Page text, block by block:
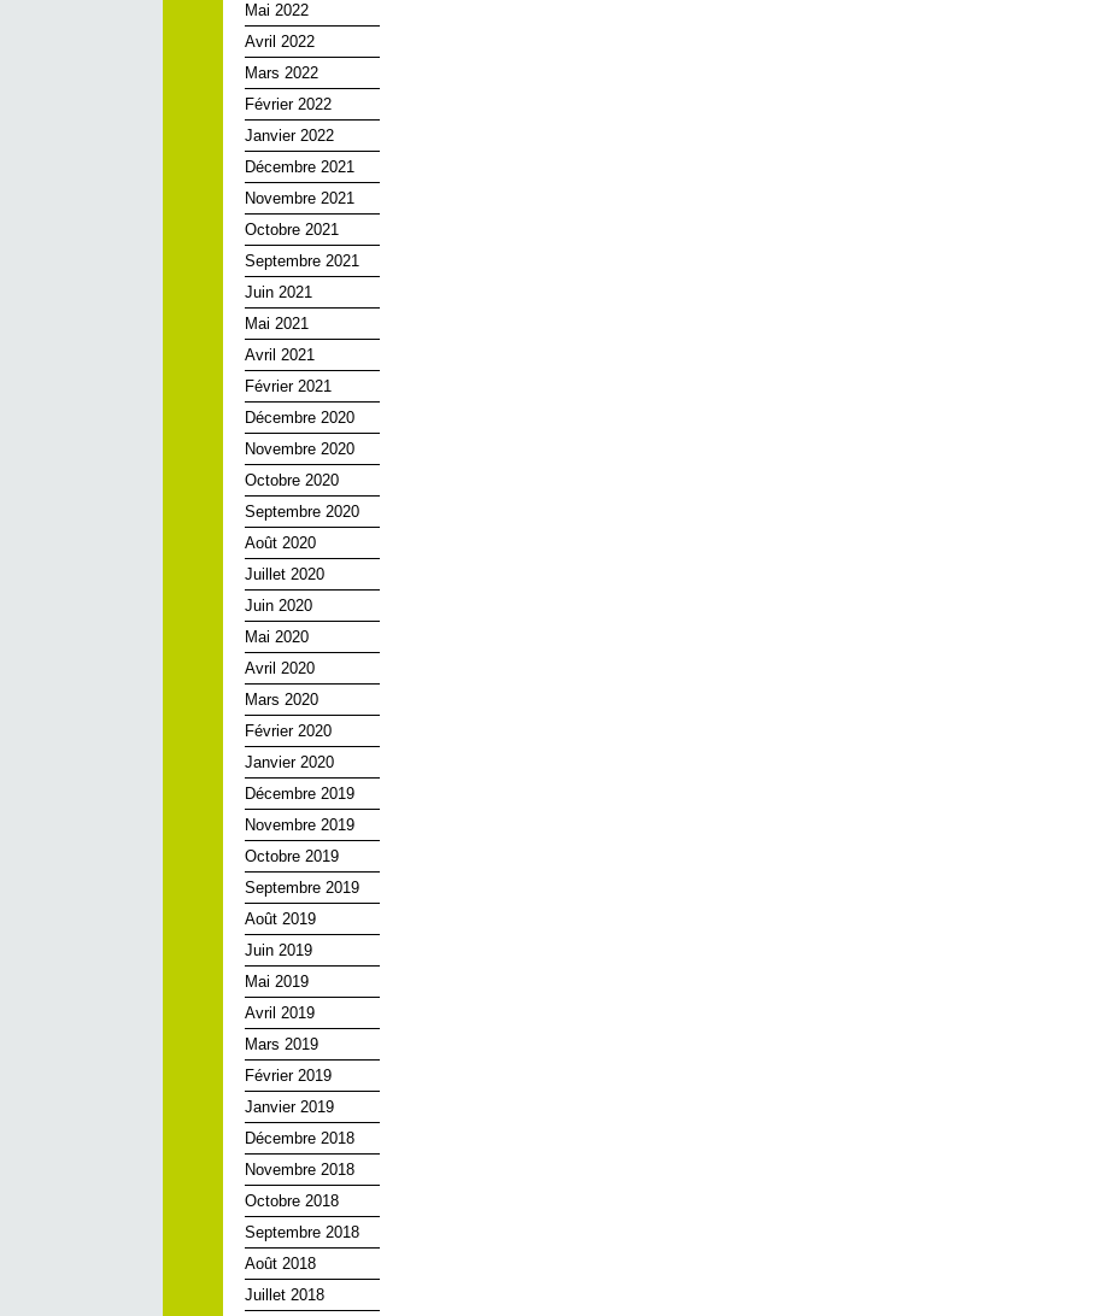
Mai 2022
Avril 2022
Mars 2022
Février 2022
Janvier 2022
Décembre 2021
Novembre 2021
Octobre 2021
Septembre 2021
Juin 2021
Mai 2021
Avril 2021
Février 2021
Décembre 2020
Novembre 2020
Octobre 2020
Septembre 2020
Août 2020
Juillet 2020
Juin 2020
Mai 2020
Avril 2020
Mars 2020
Février 2020
Janvier 2020
Décembre 2019
Novembre 2019
Octobre 2019
Septembre 2019
Août 2019
Juin 2019
Mai 2019
Avril 2019
Mars 2019
Février 2019
Janvier 2019
Décembre 2018
Novembre 2018
Octobre 2018
Septembre 2018
Août 2018
Juillet 2018